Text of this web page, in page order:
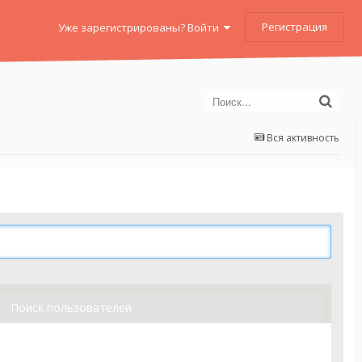
Уже зарегистрированы? Войти Регистрация
Вся активность
Поиск пользователей